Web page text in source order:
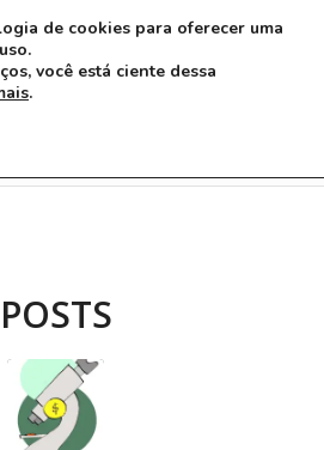
sirolimo
POSTS
de cookies para oferecer uma
você está ciente dessa
.